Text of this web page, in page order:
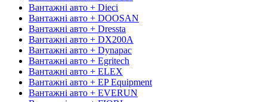
Вантажні авто + Dieci
Вантажні авто + DOOSAN
Вантажні авто + Dressta
Вантажні авто + DX200A
Вантажні авто + Dynapac
Вантажні авто + Egritech
Вантажні авто + ELEX
Вантажні авто + EP Equipment
Вантажні авто + EVERUN